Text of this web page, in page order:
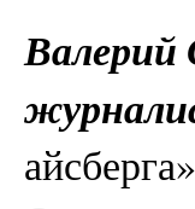
Валерий